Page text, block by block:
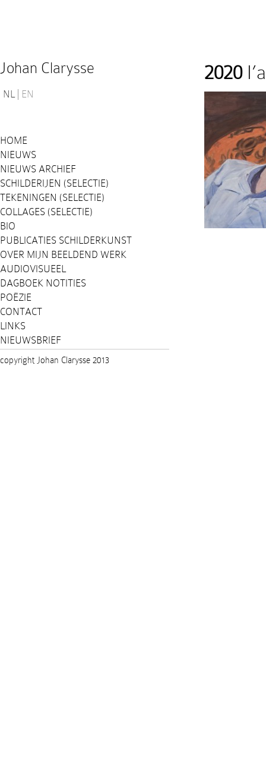
Johan Clarysse
NL EN
HOME
NIEUWS
NIEUWS ARCHIEF
SCHILDERIJEN (SELECTIE)
TEKENINGEN (SELECTIE)
COLLAGES (SELECTIE)
BIO
PUBLICATIES SCHILDERKUNST
OVER MIJN BEELDEND WERK
AUDIOVISUEEL
DAGBOEK NOTITIES
POËZIE
CONTACT
LINKS
NIEUWSBRIEF
2020
copyright Johan Clarysse 2013